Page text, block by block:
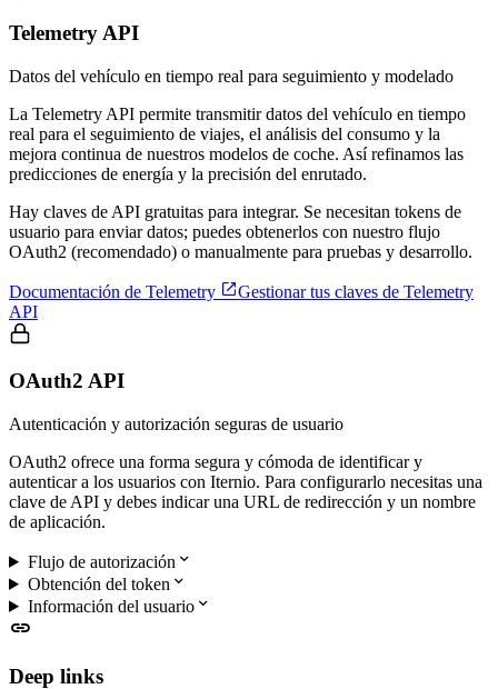
Telemetry API
Datos del vehículo en tiempo real para seguimiento y modelado
La Telemetry API permite transmitir datos del vehículo en tiempo
real para el seguimiento de viajes, el análisis del consumo y la
mejora continua de nuestros modelos de coche. Así refinamos las
predicciones de energía y la precisión del enrutado.
Hay claves de API gratuitas para integrar. Se necesitan tokens de
usuario para enviar datos; puedes obtenerlos con nuestro flujo
OAuth2 (recomendado) o manualmente para pruebas y desarrollo.
Documentación de Telemetry Gestionar tus claves de Telemetry
API
OAuth2 API
Autenticación y autorización seguras de usuario
OAuth2 ofrece una forma segura y cómoda de identificar y
autenticar a los usuarios con Iternio. Para configurarlo necesitas una
clave de API y debes indicar una URL de redirección y un nombre
de aplicación.
Flujo de autorización 
Obtención del token 
Información del usuario

Deep links